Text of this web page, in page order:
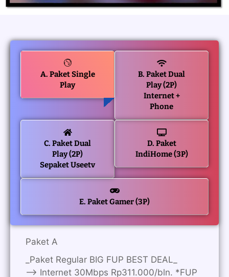
A. Paket Single
Play
B. Paket Dual
Play (2P)
Internet +
Phone
C. Paket Dual
Play (2P)
Sepaket Useetv
D. Paket
IndiHome (3P)
E. Paket Gamer (3P)
Paket A
_Paket Regular BIG FUP BEST DEAL_
—> Internet 30Mbps Rp311.000/bln. *FUP